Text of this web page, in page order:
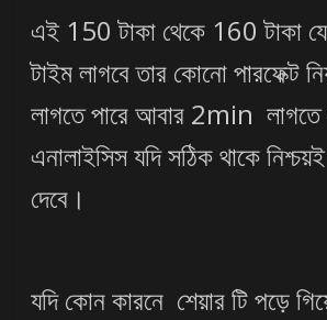
এই 150 টাকা থেকে 160 টাকা
টাইম লাগবে তার কোনো পারফেক্ট
লাগতে পারে আবার 2min লাগতে
এনালাইসিস যদি সঠিক থাকে
দেবে।
যদি কোন কারনে শেয়ার টি পড়ে